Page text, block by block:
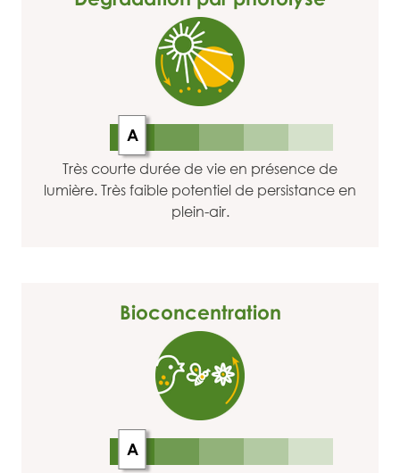
A
Très courte durée de vie en présence de
lumière. Très faible potentiel de persistance en
plein-air.
Bioconcentration
A